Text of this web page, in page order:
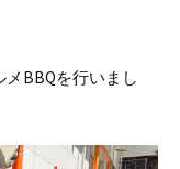
BBQを行いまし